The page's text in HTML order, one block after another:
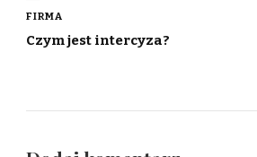
FIRMA
Czym jest intercyza?